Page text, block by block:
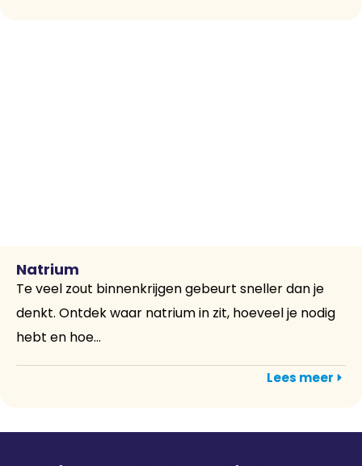
Natrium
Te veel zout binnenkrijgen gebeurt sneller dan je
denkt. Ontdek waar natrium in zit, hoeveel je nodig
hebt en hoe...
Lees meer